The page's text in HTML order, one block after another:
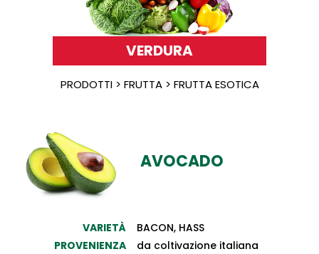
VERDURA
PRODOTTI > FRUTTA > FRUTTA ESOTICA
AVOCADO
VARIETÀ
BACON, HASS
PROVENIENZA
da coltivazione italiana